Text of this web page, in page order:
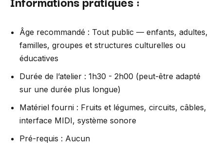
Âge recommandé : Tout public — enfants, adultes,
familles, groupes et structures culturelles ou
éducatives
Durée de l’atelier : 1h30 - 2h00 (peut-être adapté
sur une durée plus longue)
Matériel fourni : Fruits et légumes, circuits, câbles,
interface MIDI, système sonore
Pré-requis : Aucun